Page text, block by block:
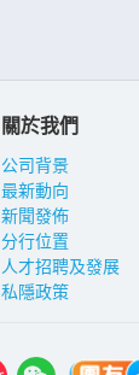
關於我們
公司背景
最新動向
新聞發佈
分行位置
人才招聘及發展
私隱政策